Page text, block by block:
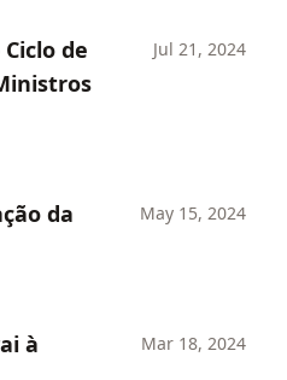
de
Jul 21, 2024
da
May 15, 2024
à
Mar 18, 2024